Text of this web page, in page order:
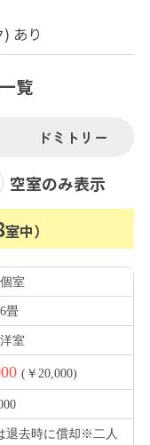
あり
覧
ドミトリー
空室のみ表示
室中）
個室
6畳
洋室
(￥20,000)
退去時に償却※二人